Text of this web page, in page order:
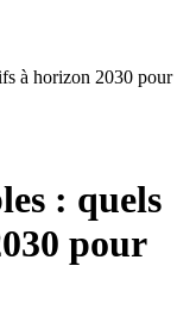
à horizon 2030 pour
: quels
pour